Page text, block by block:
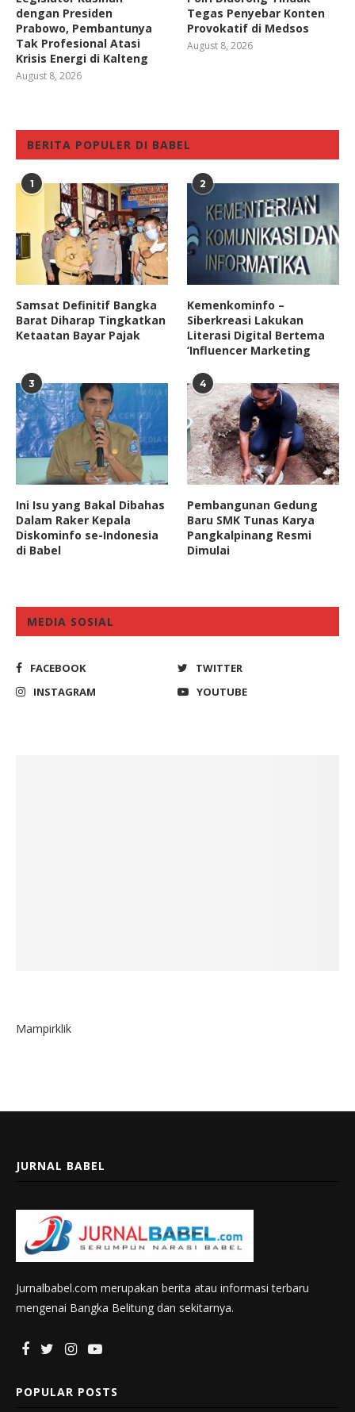
dengan Presiden
Prabowo, Pembantunya
Tak Profesional Atasi
Krisis Energi di Kalteng
August 8, 2026
Tegas Penyebar Konten
Provokatif di Medsos
August 8, 2026
BERITA POPULER DI BABEL
1
Samsat Definitif Bangka
Barat Diharap Tingkatkan
Ketaatan Bayar Pajak
2
Kemenkominfo –
Siberkreasi Lakukan
Literasi Digital Bertema
‘Influencer Marketing
3
Ini Isu yang Bakal Dibahas
Dalam Raker Kepala
Diskominfo se-Indonesia
di Babel
4
Pembangunan Gedung
Baru SMK Tunas Karya
Pangkalpinang Resmi
Dimulai
MEDIA SOSIAL
FACEBOOK
TWITTER
INSTAGRAM
YOUTUBE
Mampirklik
JURNAL BABEL
Jurnalbabel.com merupakan berita atau informasi terbaru
mengenai Bangka Belitung dan sekitarnya.
POPULAR POSTS